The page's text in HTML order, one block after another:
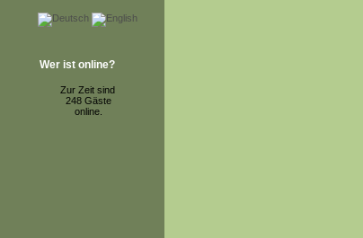
Wer ist online?
Zur Zeit sind
248 Gäste
online.